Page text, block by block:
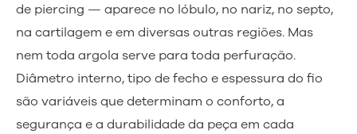
de piercing — aparece no lóbulo, no nariz, no septo,
na cartilagem e em diversas outras regiões. Mas
nem toda argola serve para toda perfuração.
Diâmetro interno, tipo de fecho e espessura do fio
são variáveis que determinam o conforto, a
segurança e a durabilidade da peça em cada